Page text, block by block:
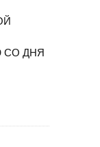
СО ДНЯ